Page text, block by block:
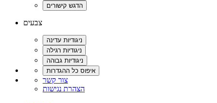
צבעים
צור קשר
הצהרת נגישות